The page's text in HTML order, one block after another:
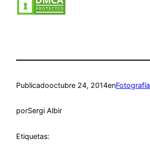
Publicadooctubre 24, 2014enFotografía
porSergi Albir
Etiquetas: